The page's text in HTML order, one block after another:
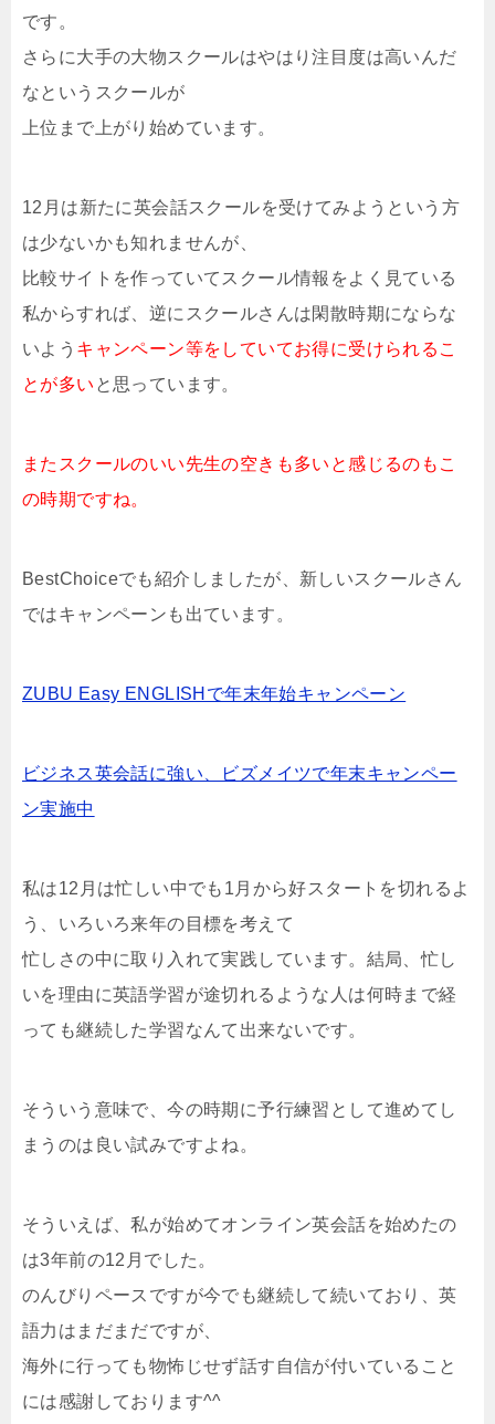
です。
さらに大手の大物スクールはやはり注目度は高いんだ
なというスクールが
上位まで上がり始めています。
12月は新たに英会話スクールを受けてみようという方
は少ないかも知れませんが、
比較サイトを作っていてスクール情報をよく見ている
私からすれば、逆にスクールさんは閑散時期にならな
いよう キャンペーン等をしていてお得に受けられるこ
とが多い と思っています。
またスクールのいい先生の空きも多いと感じるのもこ
の時期ですね。
BestChoiceでも紹介しましたが、新しいスクールさん
ではキャンペーンも出ています。
ZUBU Easy ENGLISHで年末年始キャンペーン
ビジネス英会話に強い、ビズメイツで年末キャンペー
ン実施中
私は12月は忙しい中でも1月から好スタートを切れるよ
う、いろいろ来年の目標を考えて
忙しさの中に取り入れて実践しています。結局、忙し
いを理由に英語学習が途切れるような人は何時まで経
っても継続した学習なんて出来ないです。
そういう意味で、今の時期に予行練習として進めてし
まうのは良い試みですよね。
そういえば、私が始めてオンライン英会話を始めたの
は3年前の12月でした。
のんびりペースですが今でも継続して続いており、英
語力はまだまだですが、
海外に行っても物怖じせず話す自信が付いていること
には感謝しております^^